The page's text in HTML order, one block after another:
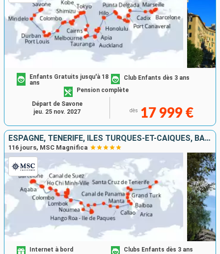
Enfants Gratuits jusqu'à 18
ans
Club Enfants dès 3 ans
Pension complète
dès 17 999 €
Départ de Savone
jeu. 25 nov. 2027
ESPAGNE, TENERIFE, ÎLES TURQUES-ET-CAÏQUES, BAHAMAS, PANAMA, ÉQUATEUR, PÉROU, CHILI, ROYAUME-UNI, FRANCE, TONGA, NOUVELLE-CALÉDONIE, NOUVELLE-ZÉLANDE, AUSTRALIE, INDONÉSIE, VIETNAM, THAÏLANDE, CAMBODG
116 jours, MSC Magnifica
Internet à bord
Clubs Enfants dès 3 ans